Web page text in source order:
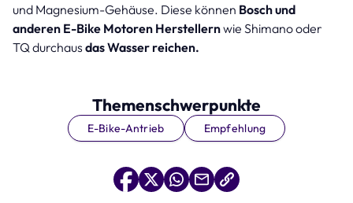
und Magnesium-Gehäuse. Diese können Bosch und
anderen E-Bike Motoren Herstellernwie Shimano oder
TQ durchaus das Wasser reichen.
Themenschwerpunkte
E-Bike-Antrieb Empfehlung